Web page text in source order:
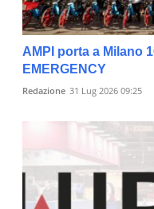
AMPI porta a Milano
EMERGENCY
Redazione 31 Lug 2026 09:25